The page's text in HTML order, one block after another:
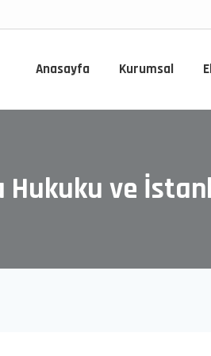
Anasayfa Kurumsal
Hukuku ve